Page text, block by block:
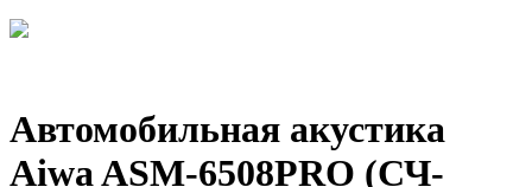
Автомобильная акустика
Aiwa ASM-6508PRO (СЧ-